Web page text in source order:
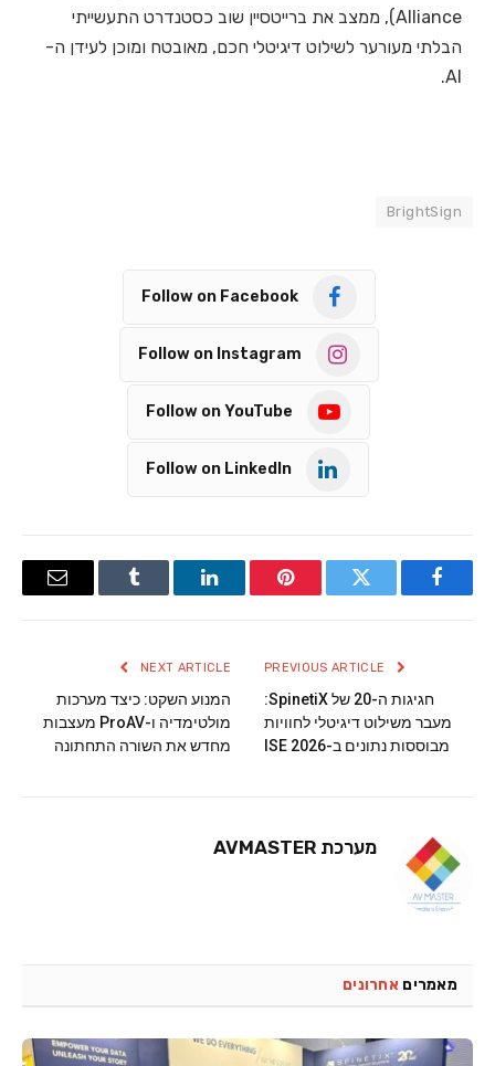
Alliance), ממצב את ברייטסיין שוב כסטנדרט התעשייתי
הבלתי מעורער לשילוט דיגיטלי חכם, מאובטח ומוכן לעידן ה-
AI.
BrightSign
Follow on Facebook
Follow on Instagram
Follow on YouTube
Follow on LinkedIn
Facebook
Twitter
Pinterest
LinkedIn
Tumblr
Email
חגיגות ה-20 של SpinetiX:
מעבר משילוט דיגיטלי לחוויות
מבוססות נתונים ב-ISE 2026
NEXT ARTICLE
המנוע השקט: כיצד מערכות
מולטימדיה ו-ProAV מעצבות
מחדש את השורה התחתונה
מערכת AVMASTER
מאמרים אחרונים